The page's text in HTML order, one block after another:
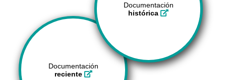
Documentación
histórica
Documentación
reciente